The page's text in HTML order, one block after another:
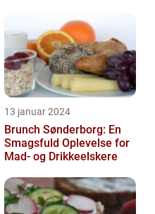
13 januar 2024
Brunch Sønderborg: En
Smagsfuld Oplevelse for
Mad- og Drikkeelskere